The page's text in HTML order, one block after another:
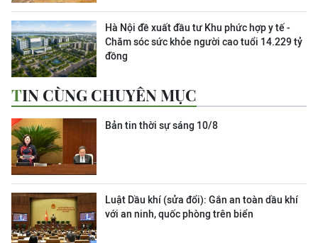
Hà Nội đề xuất đầu tư Khu phức hợp y tế -
Chăm sóc sức khỏe người cao tuổi 14.229 tỷ
đồng
TIN CÙNG CHUYÊN MỤC
Bản tin thời sự sáng 10/8
Luật Dầu khí (sửa đổi): Gắn an toàn dầu khí
với an ninh, quốc phòng trên biển